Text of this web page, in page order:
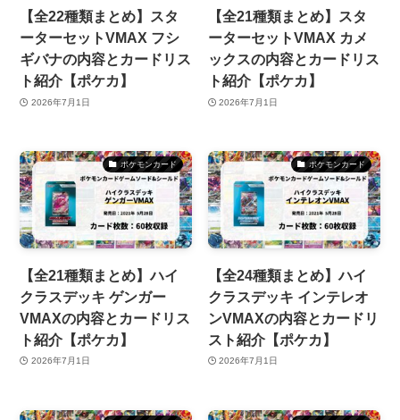
【全22種類まとめ】スタ
ーターセットVMAX フシ
ギバナの内容とカードリス
ト紹介【ポケカ】
2026年7月1日
【全21種類まとめ】スタ
ーターセットVMAX カメ
ックスの内容とカードリス
ト紹介【ポケカ】
2026年7月1日
ポケモンカード
【全21種類まとめ】ハイ
クラスデッキ ゲンガー
VMAXの内容とカードリス
ト紹介【ポケカ】
2026年7月1日
ポケモンカード
【全24種類まとめ】ハイ
クラスデッキ インテレオ
ンVMAXの内容とカードリ
スト紹介【ポケカ】
2026年7月1日